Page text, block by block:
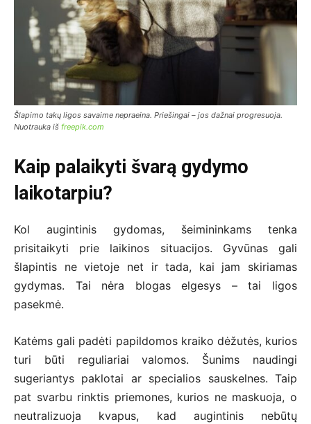
Šlapimo takų ligos savaime nepraeina. Priešingai – jos dažnai progresuoja.
Nuotrauka iš freepik.com
Kaip palaikyti švarą gydymo
laikotarpiu?
Kol augintinis gydomas, šeimininkams tenka
prisitaikyti prie laikinos situacijos. Gyvūnas gali
šlapintis ne vietoje net ir tada, kai jam skiriamas
gydymas. Tai nėra blogas elgesys – tai ligos
pasekmė.
Katėms gali padėti papildomos kraiko dėžutės, kurios
turi būti reguliariai valomos. Šunims naudingi
sugeriantys paklotai ar specialios sauskelnes. Taip
pat svarbu rinktis priemones, kurios ne maskuoja, o
neutralizuoja kvapus, kad augintinis nebūtų